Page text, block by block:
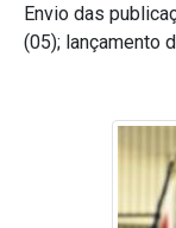
Envio das
(05); lançamento